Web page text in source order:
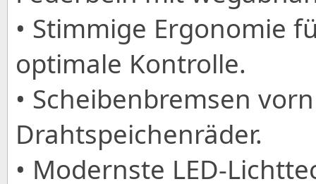
• Stimmige Ergonomie
optimale Kontrolle.
• Scheibenbremsen
Drahtspeichenräder.
• Modernste LED-